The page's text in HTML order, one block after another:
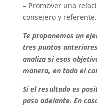
– Promover una
consejero y referente.
Te proponemos un
tres puntos
analiza si esos
manera, en todo el
Si el resultado es
paso adelante. En